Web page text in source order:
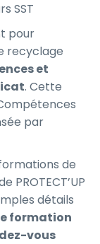
SST
pour
recyclage
et
. Cette
par
de
détails
formation
vous